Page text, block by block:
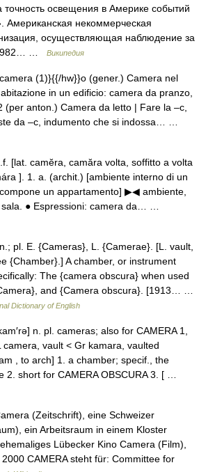
освещения в Америке событий
Американская некоммерческая
осуществляющая наблюдение за
1982… …
Википедия
(1)}{{/hw}}o (gener.) Camera nel
in un edificio: camera da pranzo,
(per anton.) Camera da letto | Fare la –c,
da –c, indumento che si indossa… …
[lat. camĕra, camăra volta, soffitto a volta
]. 1. a. (archit.) [ambiente interno di un
un appartamento] ▶◀ ambiente,
sala. ● Espressioni: camera da… …
pl. E. {Cameras}, L. {Camerae}. [L. vault,
{Chamber}.] A chamber, or instrument
The {camera obscura} when used
and {Camera obscura}. [1913… …
Dictionary of English
n. pl. cameras; also for CAMERA 1,
camera, vault < Gr kamara, vaulted
, to arch] 1. a chamber; specif., the
2. short for CAMERA OBSCURA 3. [ …
(Zeitschrift), eine Schweizer
ein Arbeitsraum in einem Kloster
Lübecker Kino Camera (Film),
CAMERA steht für: Committee for